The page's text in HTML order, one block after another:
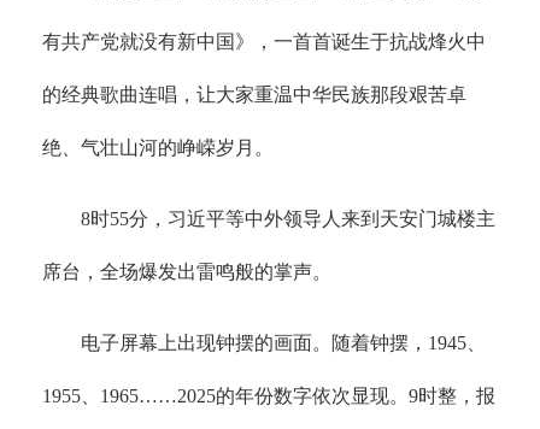
有共产党就没有新中国》，一首首诞生于抗战烽火中
的经典歌曲连唱，让大家重温中华民族那段艰苦卓
绝、气壮山河的峥嵘岁月。
8时55分，习近平等中外领导人来到天安门城楼主
席台，全场爆发出雷鸣般的掌声。
电子屏幕上出现钟摆的画面。随着钟摆，1945、
1955、1965……2025的年份数字依次显现。9时整，报